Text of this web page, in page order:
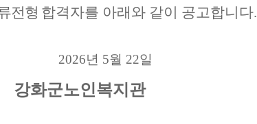
전형 합격자를 아래와 같이 공고합니다.
년 5월 22일
인복지관